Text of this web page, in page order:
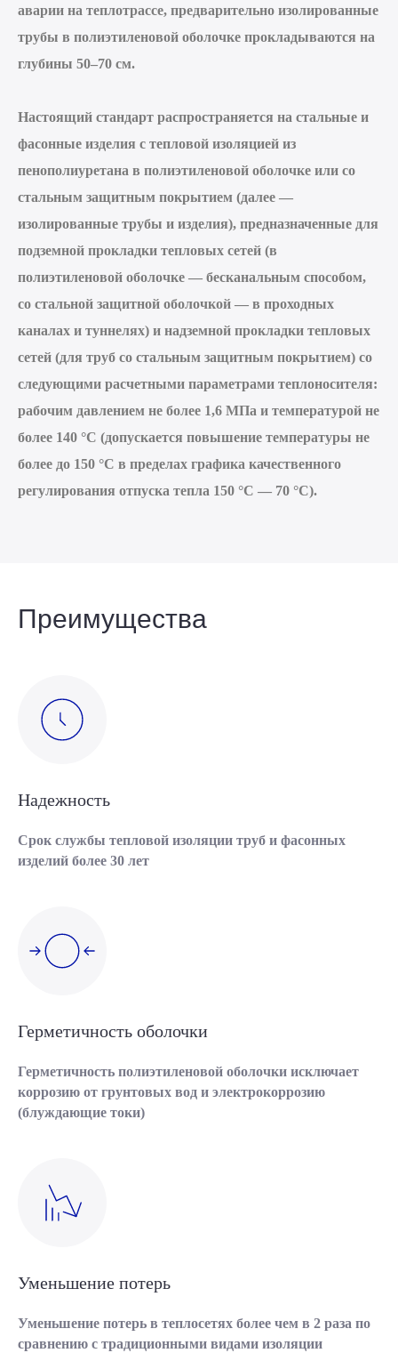
аварии на теплотрассе, предварительно изолированные
трубы в полиэтиленовой оболочке прокладываются на
глубины 50–70 см.
Настоящий стандарт распространяется на стальные и
фасонные изделия с тепловой изоляцией из
пенополиуретана в полиэтиленовой оболочке или со
стальным защитным покрытием (далее —
изолированные трубы и изделия), предназначенные для
подземной прокладки тепловых сетей (в
полиэтиленовой оболочке — бесканальным способом,
со стальной защитной оболочкой — в проходных
каналах и туннелях) и надземной прокладки тепловых
сетей (для труб со стальным защитным покрытием) со
следующими расчетными параметрами теплоносителя:
рабочим давлением не более 1,6 МПа и температурой не
более 140 °С (допускается повышение температуры не
более до 150 °С в пределах графика качественного
регулирования отпуска тепла 150 °С — 70 °С).
Преимущества
Надежность
Срок службы тепловой изоляции труб и фасонных
изделий более 30 лет
Герметичность оболочки
Герметичность полиэтиленовой оболочки исключает
коррозию от грунтовых вод и электрокоррозию
(блуждающие токи)
Уменьшение потерь
Уменьшение потерь в теплосетях более чем в 2 раза по
сравнению с традиционными видами изоляции